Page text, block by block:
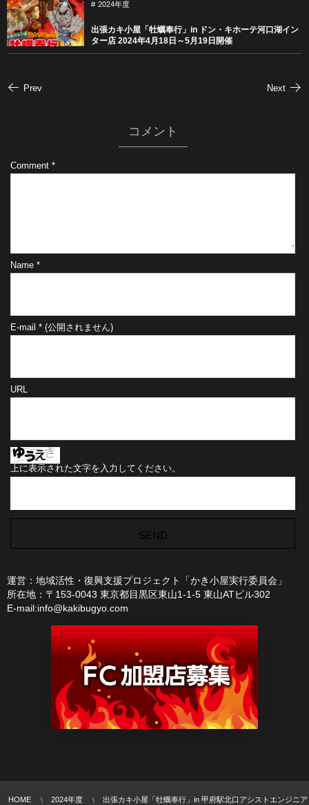
2024年度
出張カキ小屋「牡蠣奉行」in ドン・キホーテ河口湖イン
ター店 2024年4月18日～5月19日開催
Prev Next
コメント
Comment *
Name *
E-mail * (公開されません)
URL
上に表示された文字を入力してください。
運営：地域活性・復興支援プロジェクト「かき小屋実行委員会」
所在地：〒153-0043 東京都目黒区東山1-1-5 東山ATビル302
E-mail:info@kakibugyo.com
HOME 2024年度 出張カキ小屋「牡蠣奉行」in 甲府駅北口アシストエンジニ